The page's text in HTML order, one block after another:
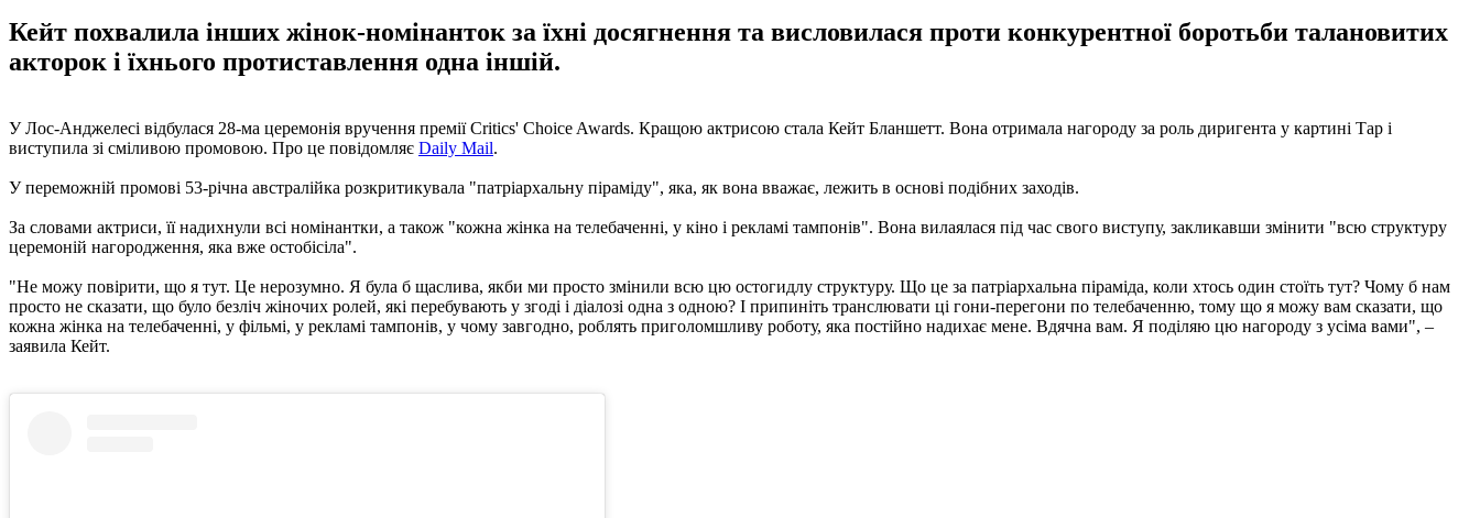
Кейт похвалила інших жінок-номінанток за їхні досягнення та висловилася проти конкурентної боротьби талановитих
акторок і їхнього протиставлення одна іншій.
У Лос-Анджелесі відбулася 28-ма церемонія вручення премії Critics' Choice Awards. Кращою актрисою стала Кейт Бланшетт. Вона отримала нагороду за роль диригента у картині Тар і
виступила зі сміливою промовою. Про це повідомляє Daily Mail.
У переможній промові 53-річна австралійка розкритикувала "патріархальну піраміду", яка, як вона вважає, лежить в основі подібних заходів.
За словами актриси, її надихнули всі номінантки, а також "кожна жінка на телебаченні, у кіно і рекламі тампонів". Вона вилаялася під час свого виступу, закликавши змінити "всю структуру
церемоній нагородження, яка вже остобісіла".
"Не можу повірити, що я тут. Це нерозумно. Я була б щаслива, якби ми просто змінили всю цю остогидлу структуру. Що це за патріархальна піраміда, коли хтось один стоїть тут? Чому б нам
просто не сказати, що було безліч жіночих ролей, які перебувають у згоді і діалозі одна з одною? І припиніть транслювати ці гони-перегони по телебаченню, тому що я можу вам сказати, що
кожна жінка на телебаченні, у фільмі, у рекламі тампонів, у чому завгодно, роблять приголомшливу роботу, яка постійно надихає мене. Вдячна вам. Я поділяю цю нагороду з усіма вами", –
заявила Кейт.